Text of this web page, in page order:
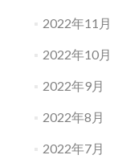
2022年11月
2022年10月
2022年9月
2022年8月
2022年7月